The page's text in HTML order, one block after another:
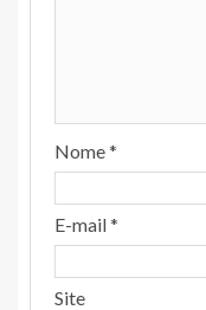
Nome*
E-mail*
Site